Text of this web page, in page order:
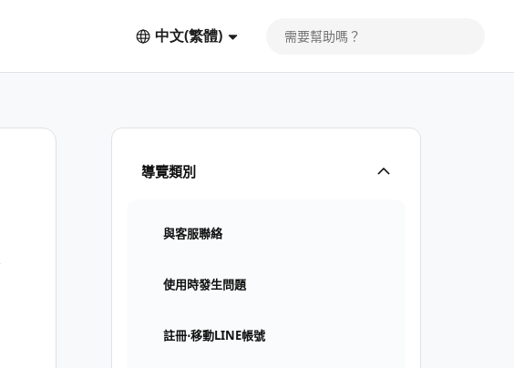
中文(繁體)
導覽類別
與客服聯絡
使用時發生問題
註冊⋅移動LINE帳號